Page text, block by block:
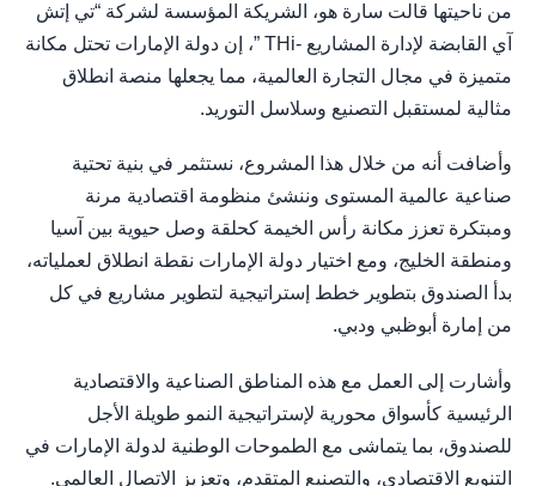
من ناحيتها قالت سارة هو، الشريكة المؤسسة لشركة “تي إتش
آي القابضة لإدارة المشاريع -THi ”، إن دولة الإمارات تحتل مكانة
متميزة في مجال التجارة العالمية، مما يجعلها منصة انطلاق
مثالية لمستقبل التصنيع وسلاسل التوريد.
وأضافت أنه من خلال هذا المشروع، نستثمر في بنية تحتية
صناعية عالمية المستوى وننشئ منظومة اقتصادية مرنة
ومبتكرة تعزز مكانة رأس الخيمة كحلقة وصل حيوية بين آسيا
ومنطقة الخليج، ومع اختيار دولة الإمارات نقطة انطلاق لعملياته،
بدأ الصندوق بتطوير خطط إستراتيجية لتطوير مشاريع في كل
من إمارة أبوظبي ودبي.
وأشارت إلى العمل مع هذه المناطق الصناعية والاقتصادية
الرئيسية كأسواق محورية لإستراتيجية النمو طويلة الأجل
للصندوق، بما يتماشى مع الطموحات الوطنية لدولة الإمارات في
التنويع الاقتصادي، والتصنيع المتقدم، وتعزيز الاتصال العالمي.